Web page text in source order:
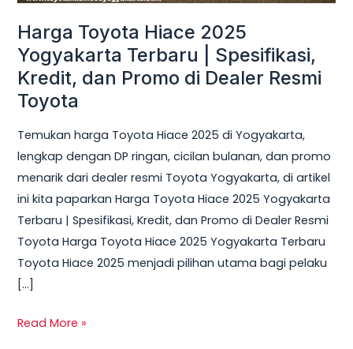
Harga Toyota Hiace 2025
Yogyakarta Terbaru | Spesifikasi,
Kredit, dan Promo di Dealer Resmi
Toyota
Temukan harga Toyota Hiace 2025 di Yogyakarta,
lengkap dengan DP ringan, cicilan bulanan, dan promo
menarik dari dealer resmi Toyota Yogyakarta, di artikel
ini kita paparkan Harga Toyota Hiace 2025 Yogyakarta
Terbaru | Spesifikasi, Kredit, dan Promo di Dealer Resmi
Toyota Harga Toyota Hiace 2025 Yogyakarta Terbaru
Toyota Hiace 2025 menjadi pilihan utama bagi pelaku
[…]
Spesifikasi,
Kredit,
dan
Promo
di
Dealer
Resmi
Toyota
Read More »